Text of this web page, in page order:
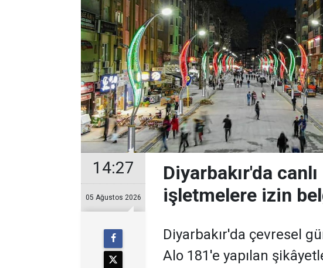
14:27
05 Ağustos 2026
Diyarbakır'da
işletmelere izin
Diyarbakır'da çevresel
Alo 181'e yapılan